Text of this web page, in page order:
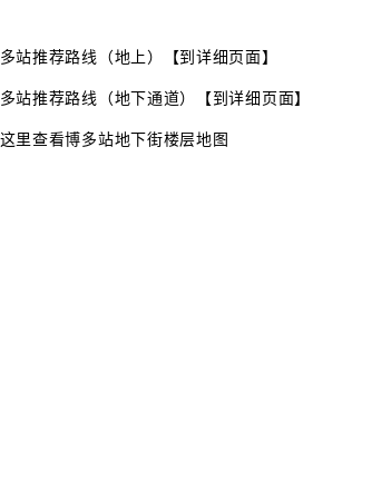
站推荐路线（地上）【到详细页面】
站推荐路线（地下通道）【到详细页面】
里查看博多站地下街楼层地图